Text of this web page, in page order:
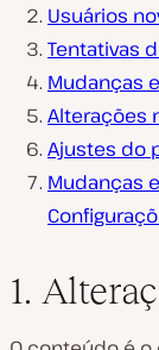
Usuários
Tentativas
Mudanças
Alterações
Ajustes do
Mudanças
1.